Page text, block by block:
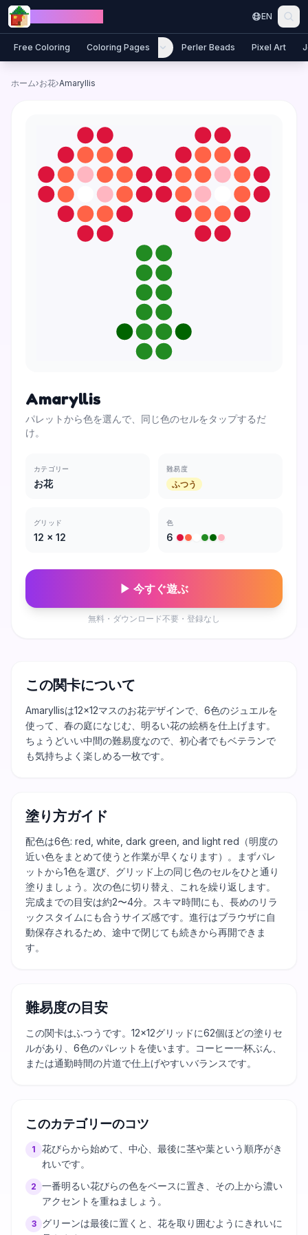
Skip to content
EN
Free Coloring Coloring Pages Perler Beads Pixel Art
ホーム›お花›Amaryllis
Amaryllis
パレットから色を選んで、同じ色のセルをタップするだ
け。
カテゴリー
お花
難易度
ふつう
グリッド
12 × 12
色
6
▶ 今すぐ遊ぶ
無料・ダウンロード不要・登録なし
この関卡について
Amaryllisは12×12マスのお花デザインで、6色のジュエルを
使って、春の庭になじむ、明るい花の絵柄を仕上げます。
ちょうどいい中間の難易度なので、初心者でもベテランで
も気持ちよく楽しめる一枚です。
塗り方ガイド
配色は6色: red, white, dark green, and light red（明度の
近い色をまとめて使うと作業が早くなります）。まずパレ
ットから1色を選び、グリッド上の同じ色のセルをひと通り
塗りましょう。次の色に切り替え、これを繰り返します。
完成までの目安は約2〜4分。スキマ時間にも、長めのリラ
ックスタイムにも合うサイズ感です。進行はブラウザに自
動保存されるため、途中で閉じても続きから再開できま
す。
難易度の目安
この関卡はふつうです。12×12グリッドに62個ほどの塗りセ
ルがあり、6色のパレットを使います。コーヒー一杯ぶん、
または通勤時間の片道で仕上げやすいバランスです。
このカテゴリーのコツ
1
花びらから始めて、中心、最後に茎や葉という順序がき
れいです。
2 一番明るい花びらの色をベースに置き、その上から濃い
アクセントを重ねましょう。
3
グリーンは最後に置くと、花を取り囲むようにきれいに